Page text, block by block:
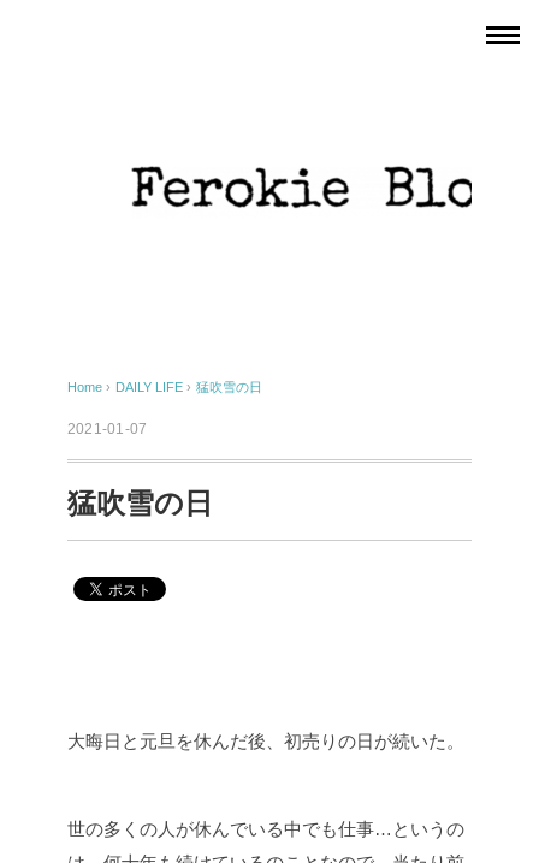
Home › DAILY LIFE › 猛吹雪の日
2021-01-07
猛吹雪の日
大晦日と元旦を休んだ後、初売りの日が続いた。
世の多くの人が休んでいる中でも仕事…というの